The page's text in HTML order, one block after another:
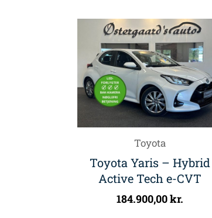
Toyota
Toyota Yaris – Hybrid
Active Tech e-CVT
184.900,00kr.